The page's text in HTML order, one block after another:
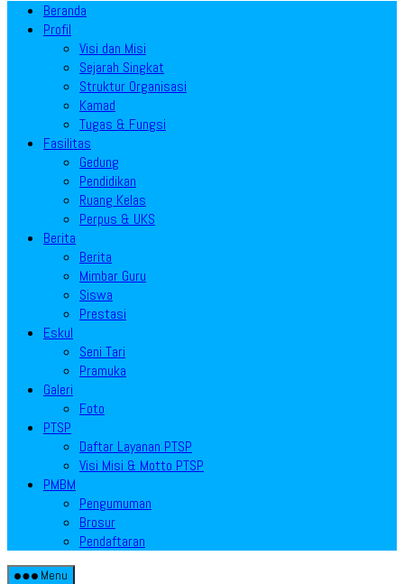
Beranda
Profil
Visi dan Misi
Sejarah Singkat
Struktur Organisasi
Kamad
Tugas & Fungsi
Fasilitas
Gedung
Pendidikan
Ruang Kelas
Perpus & UKS
Berita
Berita
Mimbar Guru
Siswa
Prestasi
Eskul
Seni Tari
Pramuka
Galeri
Foto
PTSP
Daftar Layanan PTSP
Visi Misi & Motto PTSP
PMBM
Pengumuman
Brosur
Pendaftaran
Menu